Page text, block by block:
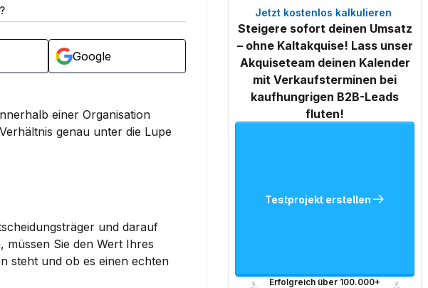
Jetzt kostenlos kalkulieren
Steigere sofort deinen Umsatz
– ohne Kaltakquise! Lass unser
Akquiseteam deinen Kalender
mit Verkaufsterminen bei
kaufhungrigen B2B-Leads
fluten!
Testprojekt erstellen
Erfolgreich über 100.000+
Google
einer Organisation
genau unter die Lupe
und darauf
Sie den Wert Ihres